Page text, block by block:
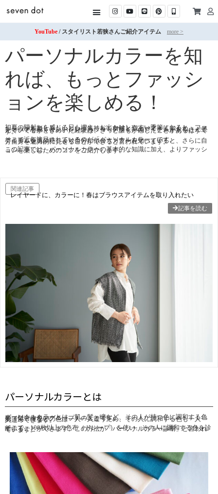
YouTube / スタイリスト若狭さんご紹介アイテム more >
パーソナルカラーを知
れば、もっとファッシ
ョンを楽しめる！
初夏の陽射しを感じる日も増え、お出かけしやすい季節になると、ファッションを楽しみたいという気持ちも自然と高ぶってきますよね。
ショップを覗くと、トレンドカラー・デザインのアイテムがたくさん並んでいて心がときめいた経験は、きっと誰もが感じたことがあるはずです。
そこで近年注目されているのが「パーソナルカラー」です。
アイテムを選ぶ時、より自分に似合うカラーを知っていると、さらに自分自身を魅力的に見せることができると言われています。
この記事では、パーソナルカラーの基本的な知識に加え、よりファッションを楽しむためのコツをご紹介します。
関連記事
レイヤードに、カラーに！春はブラウスアイテムを取り入れたい
記事を読む
パーソナルカラーとは
パーソナルカラーとは、肌・髪・瞳など、その人が持つ色に調和する色素（似合う色のグループ）のことです。
肌・髪・瞳などの色は一人一人違うため、その人に調和する色も一人一人違ってきます。
そこで、100枚以上の色布（ドレープ）を使い、その人に調和する色を診断することができます。この方法が「パーソナルカラー診断」と言われています。